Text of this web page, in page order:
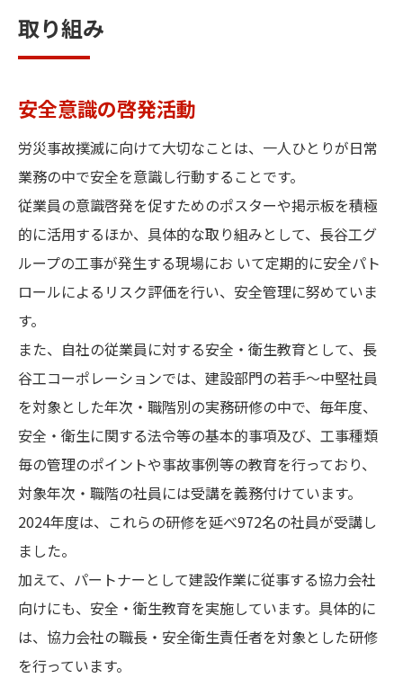
取り組み
安全意識の啓発活動
労災事故撲滅に向けて大切なことは、一人ひとりが日常
業務の中で安全を意識し行動することです。
従業員の意識啓発を促すためのポスターや掲示板を積極
的に活用するほか、具体的な取り組みとして、長谷工グ
ループの工事が発生する現場にお いて定期的に安全パト
ロールによるリスク評価を行い、安全管理に努めていま
す。
また、自社の従業員に対する安全・衛生教育として、長
谷工コーポレーションでは、建設部門の若手～中堅社員
を対象とした年次・職階別の実務研修の中で、毎年度、
安全・衛生に関する法令等の基本的事項及び、工事種類
毎の管理のポイントや事故事例等の教育を行っており、
対象年次・職階の社員には受講を義務付けています。
2024年度は、これらの研修を延べ972名の社員が受講し
ました。
加えて、パートナーとして建設作業に従事する協力会社
向けにも、安全・衛生教育を実施しています。具体的に
は、協力会社の職長・安全衛生責任者を対象とした研修
を行っています。